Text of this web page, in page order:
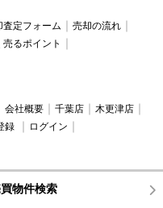
査定フォーム
売却の流れ
売るポイント
会社概要 千葉店
木更津店
録
ログイン
物件検索